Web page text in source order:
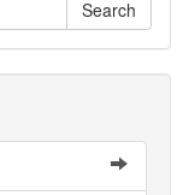
Search